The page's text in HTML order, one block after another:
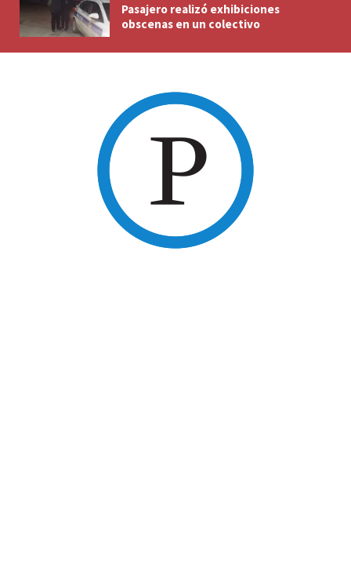
Pasajero realizó exhibiciones
obscenas en un colectivo